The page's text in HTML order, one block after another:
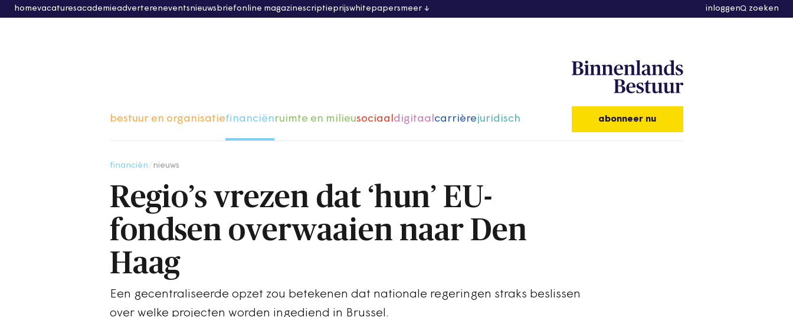
homevacaturesacademieadvertereneventsnieuwsbriefonline magazinescriptieprijswhitepapersmeer inloggen zoeken
bestuur en organisatiefinanciënruimte en milieusociaaldigitaalcarrièrejuridisch abonneer nu
financiën nieuws
Regio’s vrezen dat ‘hun’ EU-
fondsen overwaaien naar Den
Haag
Een gecentraliseerde opzet zou betekenen dat nationale regeringen straks beslissen
over welke projecten worden ingediend in Brussel.